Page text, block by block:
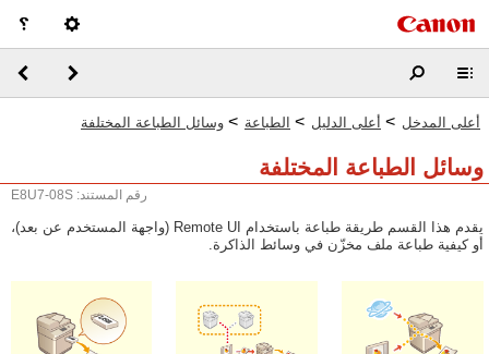
أعلى المدخل > أعلى الدليل > الطباعة > وسائل الطباعة المختلفة
وسائل الطباعة المختلفة
رقم المستند: E8U7-08S
يقدم هذا القسم طريقة طباعة باستخدام Remote UI (واجهة المستخدم عن بعد)،
أو كيفية طباعة ملف مخزّن في وسائط الذاكرة.